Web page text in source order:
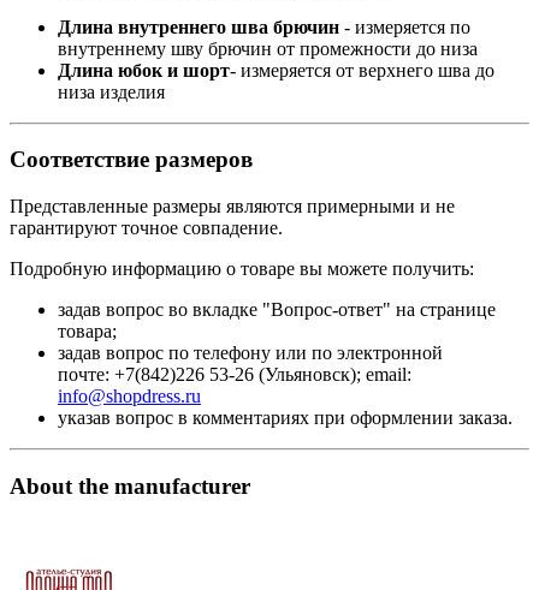
Длина внутреннего шва брючин - измеряется по
внутреннему шву брючин от промежности до низа
Длина юбок и шорт- измеряется от верхнего шва до
низа изделия
Соответствие размеров
Представленные размеры являются примерными и не
гарантируют точное совпадение.
Подробную информацию о товаре вы можете получить:
задав вопрос во вкладке "Вопрос-ответ" на странице
товара;
задав вопрос по телефону или по электронной
почте: +7(842)226 53-26 (Ульяновск); email:
info@shopdress.ru
указав вопрос в комментариях при оформлении заказа.
About the manufacturer